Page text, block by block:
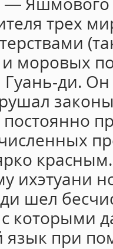
трех
моровых
ди. Он
постоянно
ихэтуани
шел
которыми
при